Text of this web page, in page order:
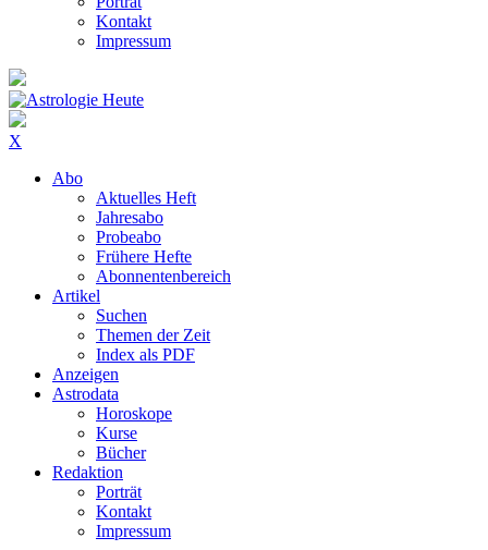
Kontakt
Impressum
X
Abo
Aktuelles Heft
Jahresabo
Probeabo
Frühere Hefte
Abonnentenbereich
Artikel
Suchen
Themen der Zeit
Index als PDF
Anzeigen
Astrodata
Horoskope
Kurse
Bücher
Redaktion
Porträt
Kontakt
Impressum